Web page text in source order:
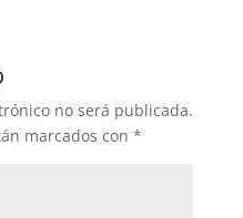
no será publicada.
marcados con *